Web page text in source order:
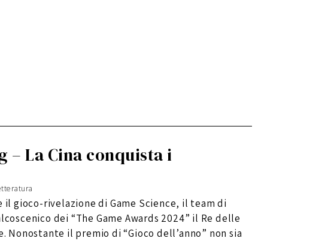
– La Cina conquista i
gioco-rivelazione di Game Science, il team di
dei “The Game Awards 2024” il Re delle
Nonostante il premio di “Gioco dell’anno” non sia